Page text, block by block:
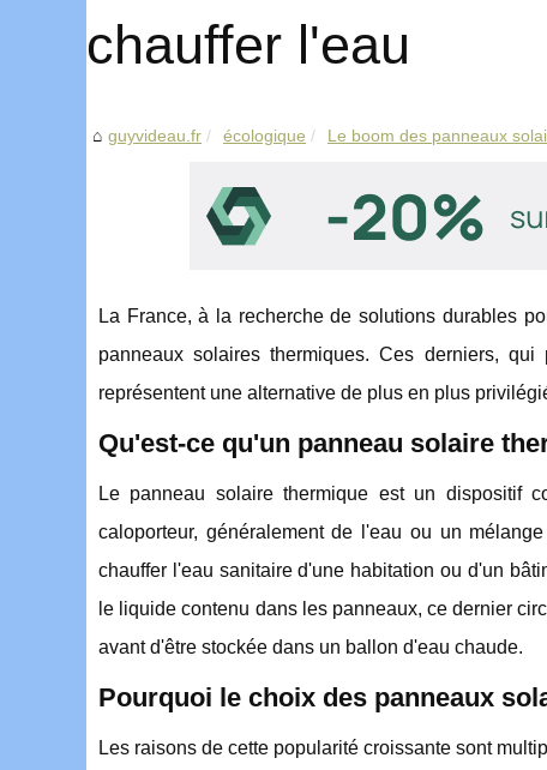
chauffer l'eau
guyvideau.fr écologique Le boom des panneaux
La France, à la recherche de solutions durables
panneaux solaires thermiques. Ces derniers,
représentent une alternative de plus en plus
Qu'est-ce qu'un panneau solaire
Le panneau solaire thermique est un dispositif
caloporteur, généralement de l'eau ou un
chauffer l'eau sanitaire d'une habitation ou d'un
le liquide contenu dans les panneaux, ce dernier
avant d'être stockée dans un ballon d'eau chaude.
Pourquoi le choix des panneaux
Les raisons de cette popularité croissante sont